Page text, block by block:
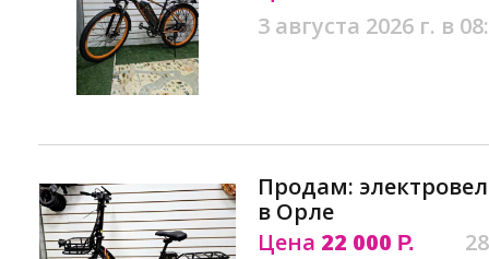
3 августа 2026 г. в
Продам:
в Орле
Цена 22 000 Р.